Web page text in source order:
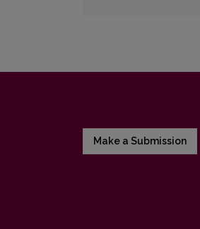
Make a Submission